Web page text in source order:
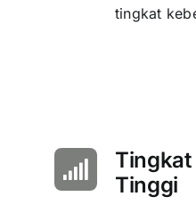
tingkat
Tingkat
Tinggi